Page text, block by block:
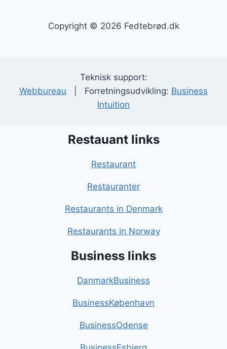
Copyright © 2026 Fedtebrød.dk
Teknisk support:
Webbureau | Forretningsudvikling: Business
Intuition
Restauant links
Restaurant
Restauranter
Restaurants in Denmark
Restaurants in Norway
Business links
DanmarkBusiness
BusinessKøbenhavn
BusinessOdense